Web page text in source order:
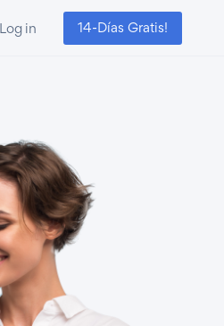
Log in 14-Días Gratis!